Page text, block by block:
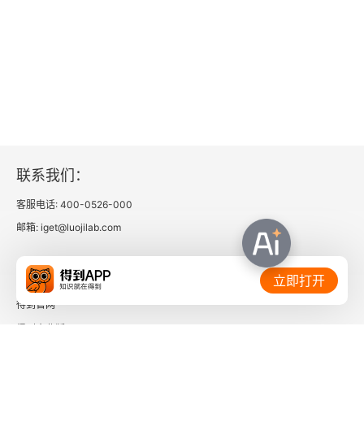
联系我们：
客服电话: 400-0526-000
邮箱: iget@luojilab.com
相关链接：
得到官网
立即打开